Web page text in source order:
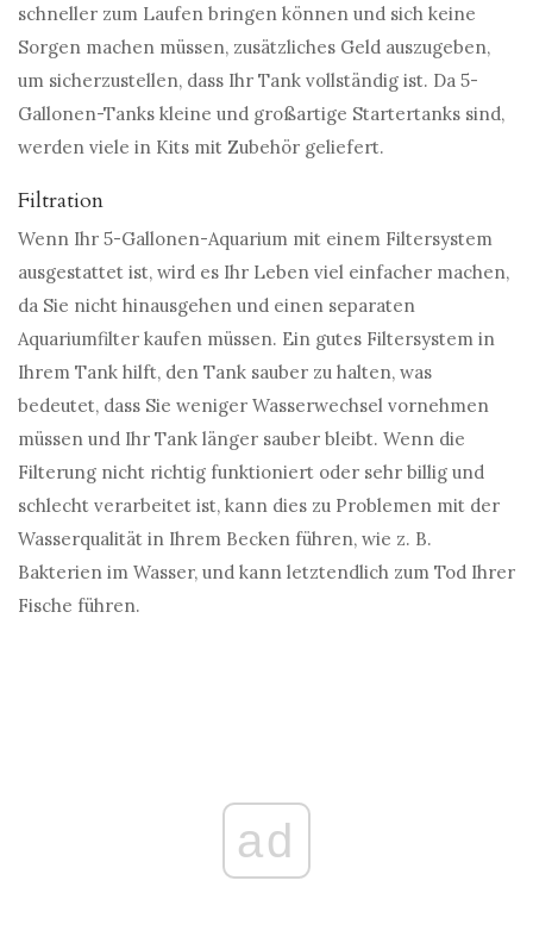
schneller zum Laufen bringen können und sich keine
Sorgen machen müssen, zusätzliches Geld auszugeben,
um sicherzustellen, dass Ihr Tank vollständig ist. Da 5-
Gallonen-Tanks kleine und großartige Startertanks sind,
werden viele in Kits mit Zubehör geliefert.
Filtration
Wenn Ihr 5-Gallonen-Aquarium mit einem Filtersystem
ausgestattet ist, wird es Ihr Leben viel einfacher machen,
da Sie nicht hinausgehen und einen separaten
Aquariumfilter kaufen müssen. Ein gutes Filtersystem in
Ihrem Tank hilft, den Tank sauber zu halten, was
bedeutet, dass Sie weniger Wasserwechsel vornehmen
müssen und Ihr Tank länger sauber bleibt. Wenn die
Filterung nicht richtig funktioniert oder sehr billig und
schlecht verarbeitet ist, kann dies zu Problemen mit der
Wasserqualität in Ihrem Becken führen, wie z. B.
Bakterien im Wasser, und kann letztendlich zum Tod Ihrer
Fische führen.
ad